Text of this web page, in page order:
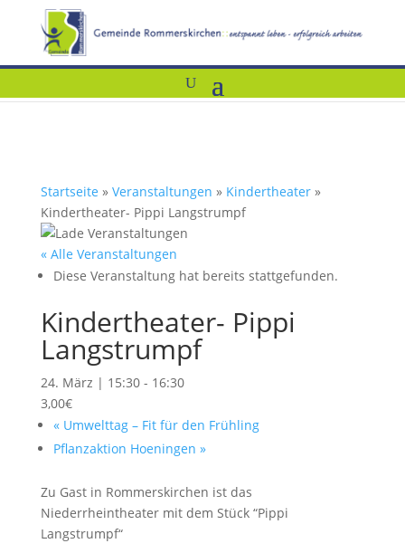
Startseite » Veranstaltungen » Kindertheater»
Kindertheater- Pippi Langstrumpf
« Alle Veranstaltungen
Diese Veranstaltung hat bereits stattgefunden.
Kindertheater- Pippi
Langstrumpf
24. März | 15:30- 16:30
3,00€
«Umwelttag – Fit für den Frühling
Pflanzaktion Hoeningen »
Zu Gast in Rommerskirchen ist das
Niederrheintheater mit dem Stück “Pippi
Langstrumpf“